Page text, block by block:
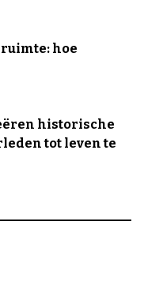
hoe
historische
tot leven te